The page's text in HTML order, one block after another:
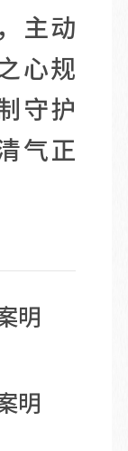
主动
心规
守护
气正
明
明